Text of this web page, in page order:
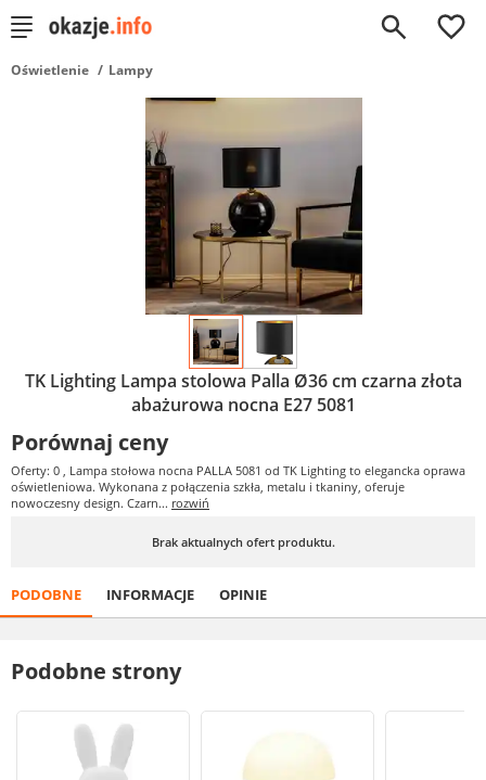
0
Oświetlenie Lampy
TK Lighting Lampa stolowa Palla Ø36 cm czarna złota
abażurowa nocna E27 5081
Porównaj ceny
Oferty: 0 , Lampa stołowa nocna PALLA 5081 od TK Lighting to elegancka oprawa
oświetleniowa. Wykonana z połączenia szkła, metalu i tkaniny, oferuje
nowoczesny design. Czarn... rozwiń
Brak aktualnych ofert produktu.
PODOBNE INFORMACJE OPINIE
Podobne strony